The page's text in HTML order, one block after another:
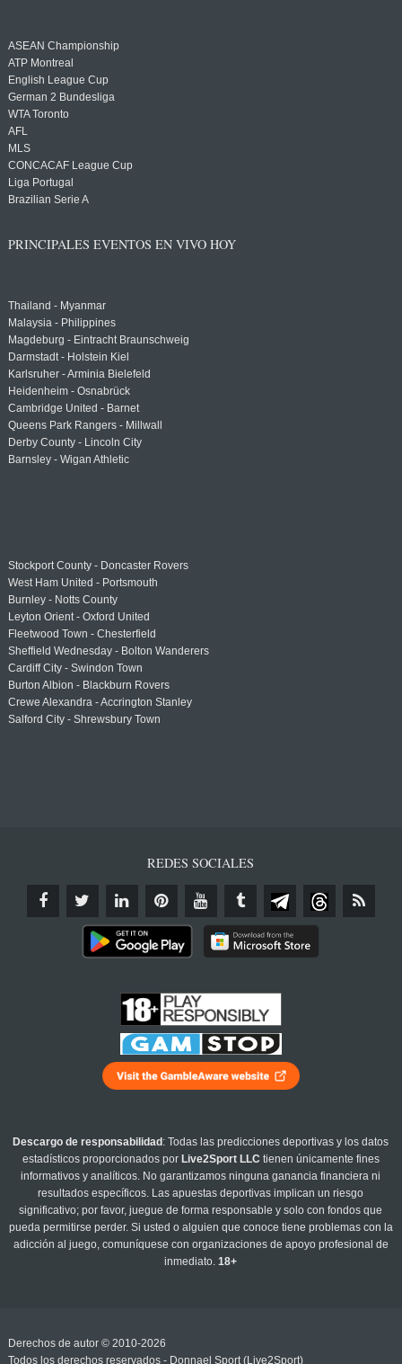
ASEAN Championship
ATP Montreal
English League Cup
German 2 Bundesliga
WTA Toronto
AFL
MLS
CONCACAF League Cup
Liga Portugal
Brazilian Serie A
PRINCIPALES EVENTOS EN VIVO HOY
Thailand - Myanmar
Malaysia - Philippines
Magdeburg - Eintracht Braunschweig
Darmstadt - Holstein Kiel
Karlsruher - Arminia Bielefeld
Heidenheim - Osnabrück
Cambridge United - Barnet
Queens Park Rangers - Millwall
Derby County - Lincoln City
Barnsley - Wigan Athletic
Stockport County - Doncaster Rovers
West Ham United - Portsmouth
Burnley - Notts County
Leyton Orient - Oxford United
Fleetwood Town - Chesterfield
Sheffield Wednesday - Bolton Wanderers
Cardiff City - Swindon Town
Burton Albion - Blackburn Rovers
Crewe Alexandra - Accrington Stanley
Salford City - Shrewsbury Town
REDES SOCIALES
Descargo de responsabilidad : Todas las predicciones deportivas y los datos
estadísticos proporcionados por Live2Sport LLC tienen únicamente fines
informativos y analíticos. No garantizamos ninguna ganancia financiera ni
resultados específicos. Las apuestas deportivas implican un riesgo
significativo; por favor, juegue de forma responsable y solo con fondos que
pueda permitirse perder. Si usted o alguien que conoce tiene problemas con la
adicción al juego, comuníquese con organizaciones de apoyo profesional de
inmediato.18+
Derechos de autor © 2010-2026
Todos los derechos reservados - Donnael Sport (Live2Sport)